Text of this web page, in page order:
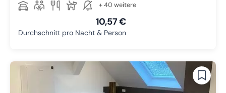
+ 40 weitere
10,57 €
Durchschnitt pro Nacht & Person